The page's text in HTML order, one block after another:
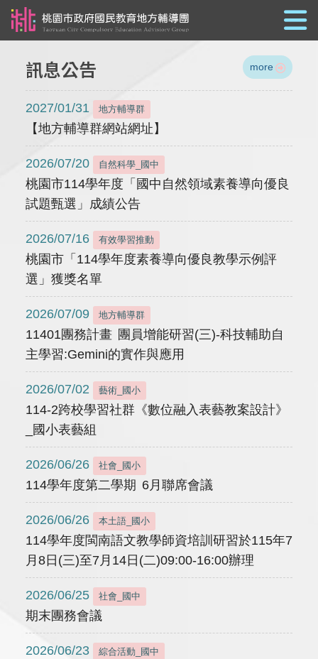
訊息公告 more
2027/01/31 地方輔導群
【地方輔導群網站網址】
2026/07/20 自然科學_國中
桃園市114學年度「國中自然領域素養導向優良
試題甄選」成績公告
2026/07/16 有效學習推動
桃園市「114學年度素養導向優良教學示例評
選」獲獎名單
2026/07/09 地方輔導群
11401團務計畫 團員增能研習(三)-科技輔助自
主學習:Gemini的實作與應用
2026/07/02 藝術_國小
114-2跨校學習社群《數位融入表藝教案設計》
_國小表藝組
2026/06/26 社會_國小
114學年度第二學期 6月聯席會議
2026/06/26 本土語_國小
114學年度閩南語文教學師資培訓研習於115年7
月8日(三)至7月14日(二)09:00-16:00辦理
2026/06/25 社會_國中
期末團務會議
2026/06/23 綜合活動_國中